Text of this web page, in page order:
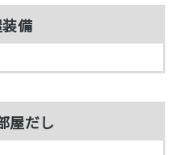
備
屋だし